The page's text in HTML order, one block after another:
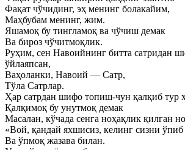
Фақат чўчидинг, эҳ менинг болакайим,
Маҳбубам менинг, жим.
Яшамоқ бу тингламоқ ва чўчиш демак
Ва бироз чўчитмоқлик.
Руҳим, сен Навоийнинг битта сатридан
ўйлаяпсан,
Ваҳоланки, Навоий — Сатр,
Тўла Сатрлар.
Ҳар сатрдан шифо топиш-чун қалқиб тур
Қалқимоқ бу унутмоқ демак
Масалан, кўчада сенга ноҳақлик қилган
«Вой, қандай яхшисиз, келинг сизни
Ва ўпмоқ жазава билан.